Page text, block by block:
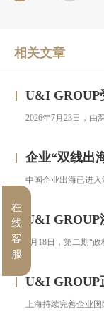
相关文章
U&I GROUP受邀
2026年7月23日，由
企业“双线出海”欧
中国企业出海已进
U&I GROUP浙江区域
7月18日，第二期“
U&I GROUP正
上海持续完善企业国
在
线
客
服